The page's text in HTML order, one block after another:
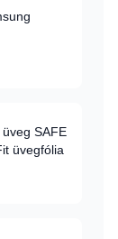
SAFE
üvegfólia